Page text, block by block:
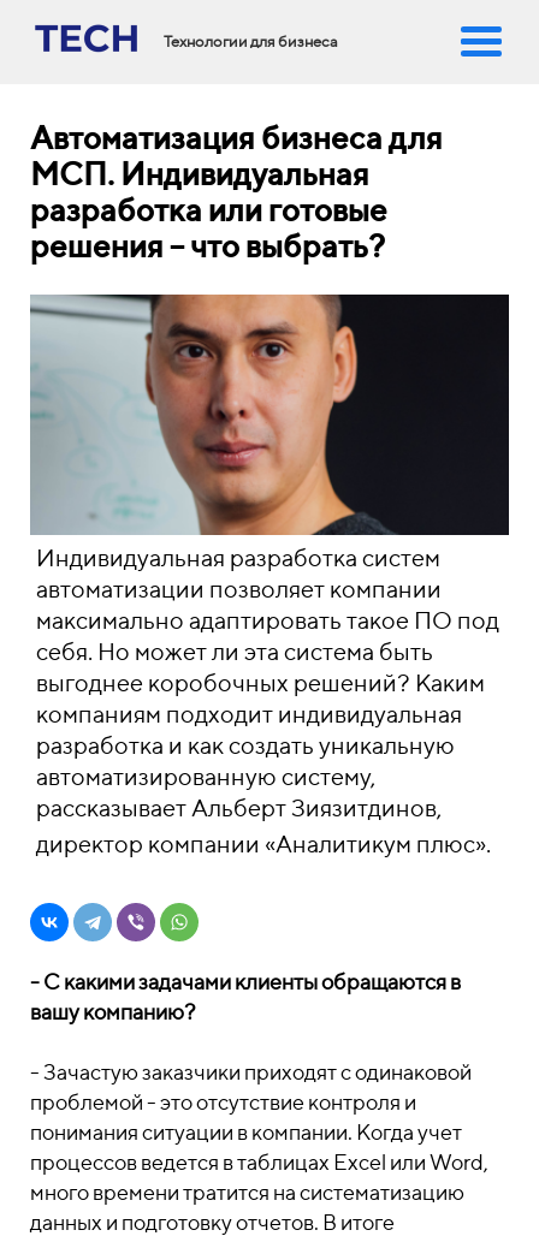
Технологии для бизнеса
Автоматизация бизнеса для
МСП. Индивидуальная
разработка или готовые
решения – что выбрать?
Индивидуальная разработка систем
автоматизации позволяет компании
максимально адаптировать такое ПО под
себя. Но может ли эта система быть
выгоднее коробочных решений? Каким
компаниям подходит индивидуальная
разработка и как создать уникальную
автоматизированную систему,
рассказывает Альберт Зиязитдинов,
директор компании «Аналитикум плюс».
- С какими задачами клиенты обращаются в
вашу компанию?
- Зачастую заказчики приходят с одинаковой
проблемой - это отсутствие контроля и
понимания ситуации в компании. Когда учет
процессов ведется в таблицах Excel или Word,
много времени тратится на систематизацию
данных и подготовку отчетов. В итоге